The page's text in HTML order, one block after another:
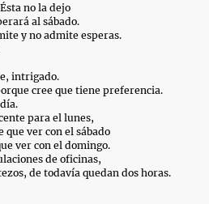
no la dejo
al sábado.
y no admite esperas.
intrigado.
cree que tiene preferencia.
para el lunes,
ver con el sábado
ver con el domingo.
de oficinas,
de todavía quedan dos horas.